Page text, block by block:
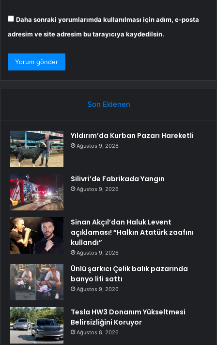
Daha sonraki yorumlarımda kullanılması için adım, e-posta
adresim ve site adresim bu tarayıcıya kaydedilsin.
Son Eklenen
Yıldırım’da Kurban Pazarı Hareketli
Ağustos 9, 2026
Silivri’de Fabrikada Yangın
Ağustos 9, 2026
Sinan Akçıl’dan Haluk Levent
açıklaması! “Halkın Atatürk zaafını
kullandı”
Ağustos 9, 2026
Ünlü şarkıcı Çelik balık pazarında
banyo lifi sattı
Ağustos 9, 2026
Tesla HW3 Donanım Yükseltmesi
Belirsizliğini Koruyor
Ağustos 8, 2026